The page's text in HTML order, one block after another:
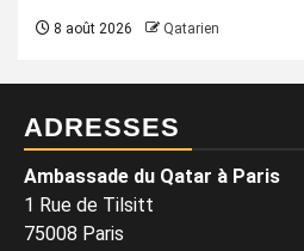
8 août 2026 Qatarien
ADRESSES
Ambassade du Qatar à Paris
1 Rue de Tilsitt
75008 Paris